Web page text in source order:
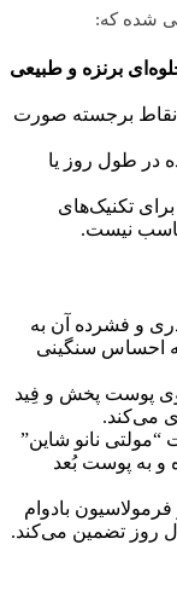
شده که:
برنزه و طبیعی
برجسته صورت
در طول روز یا
تکنیک‌های
مناسب نیست.
و فشرده آن به
احساس سنگینی
پوست پخش و فِید
می‌کند.
“مولتی نانو شاین”
و به پوست بُعد
بادوام
روز تضمین می‌کند.